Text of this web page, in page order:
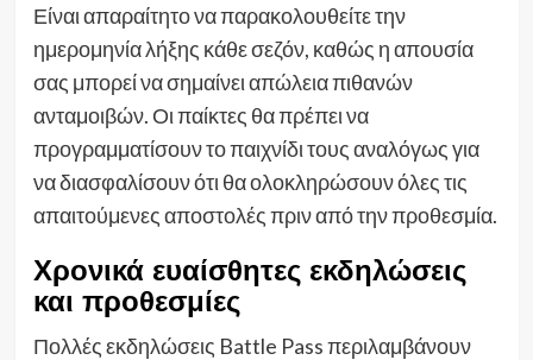
Είναι απαραίτητο να παρακολουθείτε την
ημερομηνία λήξης κάθε σεζόν, καθώς η απουσία
σας μπορεί να σημαίνει απώλεια πιθανών
ανταμοιβών. Οι παίκτες θα πρέπει να
προγραμματίσουν το παιχνίδι τους αναλόγως για
να διασφαλίσουν ότι θα ολοκληρώσουν όλες τις
απαιτούμενες αποστολές πριν από την προθεσμία.
Χρονικά ευαίσθητες εκδηλώσεις
και προθεσμίες
Πολλές εκδηλώσεις Battle Pass περιλαμβάνουν